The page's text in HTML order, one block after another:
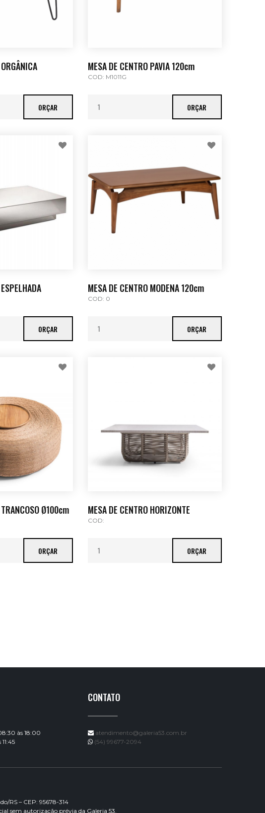
ORÇAR
MESA DE CENTRO PAVIA 120cm
COD: M1011G
ORÇAR
ORÇAR
MESA DE CENTRO MODENA 120cm
COD: 0
ORÇAR
Ø100cm
ORÇAR
MESA DE CENTRO HORIZONTE
COD:
ORÇAR
às 18:00
CONTATO
atendimento@galeria53.com.br
(54) 99677-2094
RS – CEP: 95678-314
sem autorização prévia da Galeria 53.